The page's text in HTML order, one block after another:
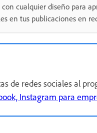
con cualquier diseño para
en tus publicaciones en
de redes sociales al
Instagram para